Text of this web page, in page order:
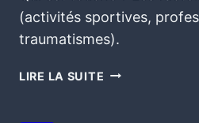
(activités sportives,
traumatismes).
LIRE LA SUITE